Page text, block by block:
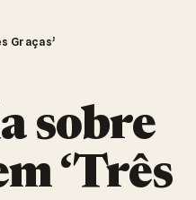
Graças’
sobre
‘Três